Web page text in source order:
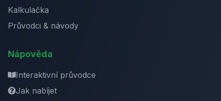
Kalkulačka
Průvodci & návody
Nápověda
Interaktivní průvodce
Jak nabíjet